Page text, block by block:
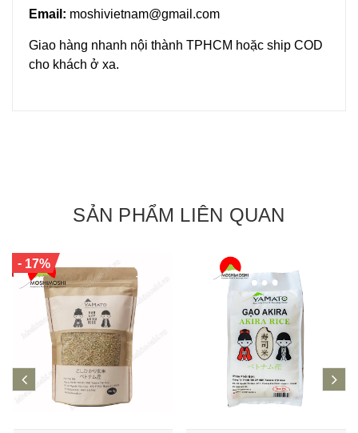
Email: moshivietnam@gmail.com
Giao hàng nhanh nội thành TPHCM hoặc ship COD
cho khách ở xa.
SẢN PHẨM LIÊN QUAN
- 17%
prev